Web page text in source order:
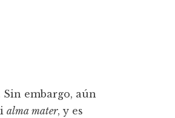
embargo, aún
alma mater, y es